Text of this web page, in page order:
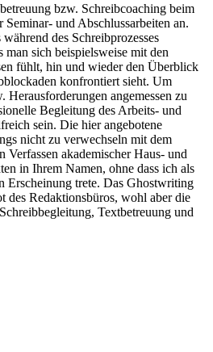
bzw. Schreibcoaching beim
Seminar- und Abschlussarbeiten an.
des Schreibprozesses
man sich beispielsweise mit den
fühlt, hin und wieder den Überblick
konfrontiert sieht. Um
Herausforderungen angemessen zu
Begleitung des Arbeits- und
sein. Die hier angebotene
nicht zu verwechseln mit dem
akademischer Haus- und
in Ihrem Namen, ohne dass ich als
Erscheinung trete. Das Ghostwriting
des Redaktionsbüros, wohl aber die
Textbetreuung und